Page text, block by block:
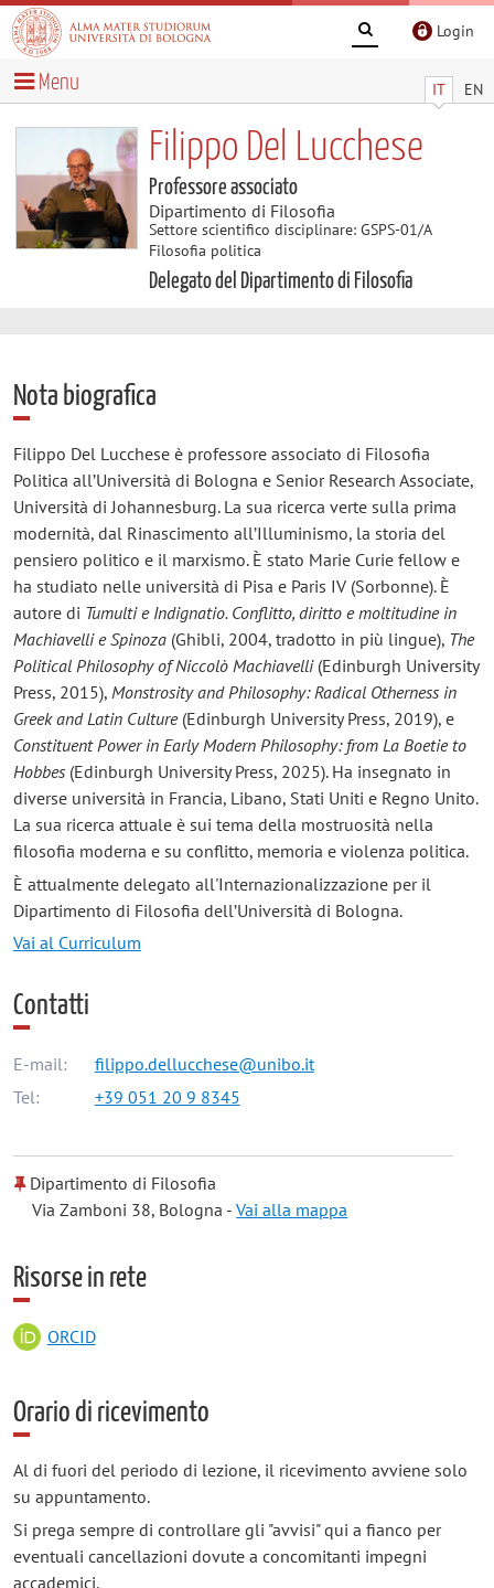
Login
IT EN
Menu
Filippo Del Lucchese
Professore associato
Dipartimento di Filosofia
Settore scientifico disciplinare: GSPS-01/A
Filosofia politica
Delegato del Dipartimento di Filosofia
Nota biografica
Filippo Del Lucchese è professore associato di Filosofia
Politica all’Università di Bologna e Senior Research Associate,
Università di Johannesburg. La sua ricerca verte sulla prima
modernità, dal Rinascimento all’Illuminismo, la storia del
pensiero politico e il marxismo. È stato Marie Curie fellow e
ha studiato nelle università di Pisa e Paris IV (Sorbonne). È
autore di Tumulti e Indignatio. Conflitto, diritto e moltitudine in
Machiavelli e Spinoza (Ghibli, 2004, tradotto in più lingue), The
Political Philosophy of Niccolò Machiavelli(Edinburgh University
Press, 2015), Monstrosity and Philosophy: Radical Otherness in
Greek and Latin Culture(Edinburgh University Press, 2019), e
Constituent Power in Early Modern Philosophy: from La Boetie to
Hobbes (Edinburgh University Press, 2025). Ha insegnato in
diverse università in Francia, Libano, Stati Uniti e Regno Unito.
La sua ricerca attuale è sui tema della mostruosità nella
filosofia moderna e su conflitto, memoria e violenza politica.
È attualmente delegato all'Internazionalizzazione per il
Dipartimento di Filosofia dell’Università di Bologna.
Vai al Curriculum
Contatti
E-mail:
filippo.dellucchese@unibo.it
Tel:
+39 051 20 9 8345
Dipartimento di Filosofia
Via Zamboni 38, Bologna -Vai alla mappa
Risorse in rete
ORCID
Orario di ricevimento
Al di fuori del periodo di lezione, il ricevimento avviene solo
su appuntamento.
Si prega sempre di controllare gli "avvisi" qui a fianco per
eventuali cancellazioni dovute a concomitanti impegni
accademici.